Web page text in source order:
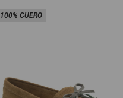
100% CUERO